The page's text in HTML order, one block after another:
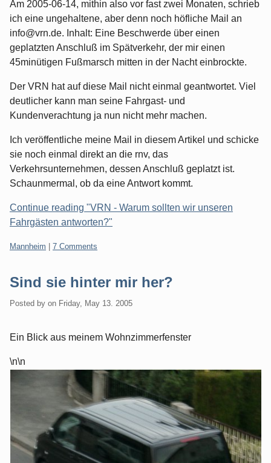
Am 2005-06-14, mithin also vor fast zwei Monaten, schrieb
ich eine ungehaltene, aber denn noch höfliche Mail an
info@vrn.de. Inhalt: Eine Beschwerde über einen
geplatzten Anschluß im Spätverkehr, der mir einen
45minütigen Fußmarsch mitten in der Nacht einbrockte.
Der VRN hat auf diese Mail nicht einmal geantwortet. Viel
deutlicher kann man seine Fahrgast- und
Kundenverachtung ja nun nicht mehr machen.
Ich veröffentliche meine Mail in diesem Artikel und schicke
sie noch einmal direkt an die rnv, das
Verkehrsunternehmen, dessen Anschluß geplatzt ist.
Schaunmermal, ob da eine Antwort kommt.
Continue reading "VRN - Warum sollten wir unseren
Fahrgästen antworten?"
Categories:
Mannheim 7 Comments
Sind sie hinter mir her?
Posted by on Friday, May 13. 2005
Ein Blick aus meinem Wohnzimmerfenster
\n\n